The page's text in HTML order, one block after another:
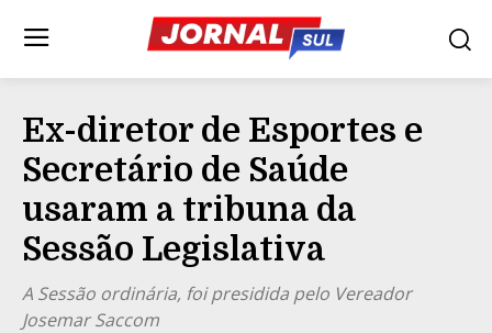
Ex-diretor de Esportes e
Secretário de Saúde
usaram a tribuna da
Sessão Legislativa
A Sessão ordinária, foi presidida pelo Vereador
Josemar Saccom